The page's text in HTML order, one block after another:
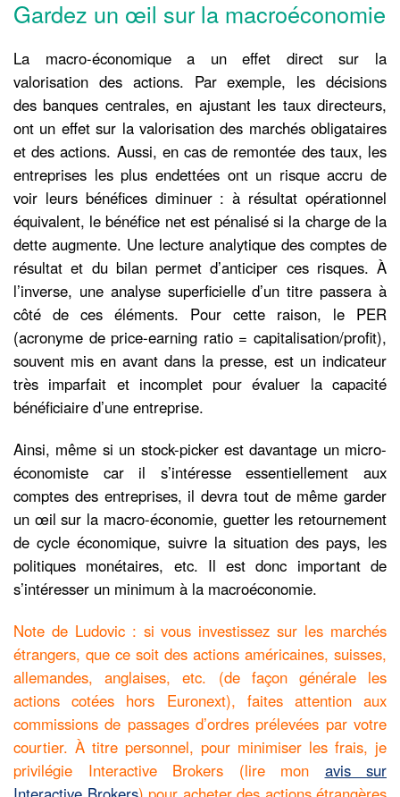
Gardez un œil sur la macroéconomie
La macro-économique a un effet direct sur la
valorisation des actions. Par exemple, les décisions
des banques centrales, en ajustant les taux directeurs,
ont un effet sur la valorisation des marchés obligataires
et des actions. Aussi, en cas de remontée des taux, les
entreprises les plus endettées ont un risque accru de
voir leurs bénéfices diminuer : à résultat opérationnel
équivalent, le bénéfice net est pénalisé si la charge de la
dette augmente. Une lecture analytique des comptes de
résultat et du bilan permet d’anticiper ces risques. À
l’inverse, une analyse superficielle d’un titre passera à
côté de ces éléments. Pour cette raison, le PER
(acronyme de price-earning ratio = capitalisation/profit),
souvent mis en avant dans la presse, est un indicateur
très imparfait et incomplet pour évaluer la capacité
bénéficiaire d’une entreprise.
Ainsi, même si un stock-picker est davantage un micro-
économiste car il s’intéresse essentiellement aux
comptes des entreprises, il devra tout de même garder
un œil sur la macro-économie, guetter les retournement
de cycle économique, suivre la situation des pays, les
politiques monétaires, etc. Il est donc important de
s’intéresser un minimum à la macroéconomie.
Note de Ludovic : si vous investissez sur les marchés
étrangers, que ce soit des actions américaines, suisses,
allemandes, anglaises, etc. (de façon générale les
actions cotées hors Euronext), faites attention aux
commissions de passages d’ordres prélevées par votre
courtier. À titre personnel, pour minimiser les frais, je
privilégie Interactive Brokers (lire mon avis sur